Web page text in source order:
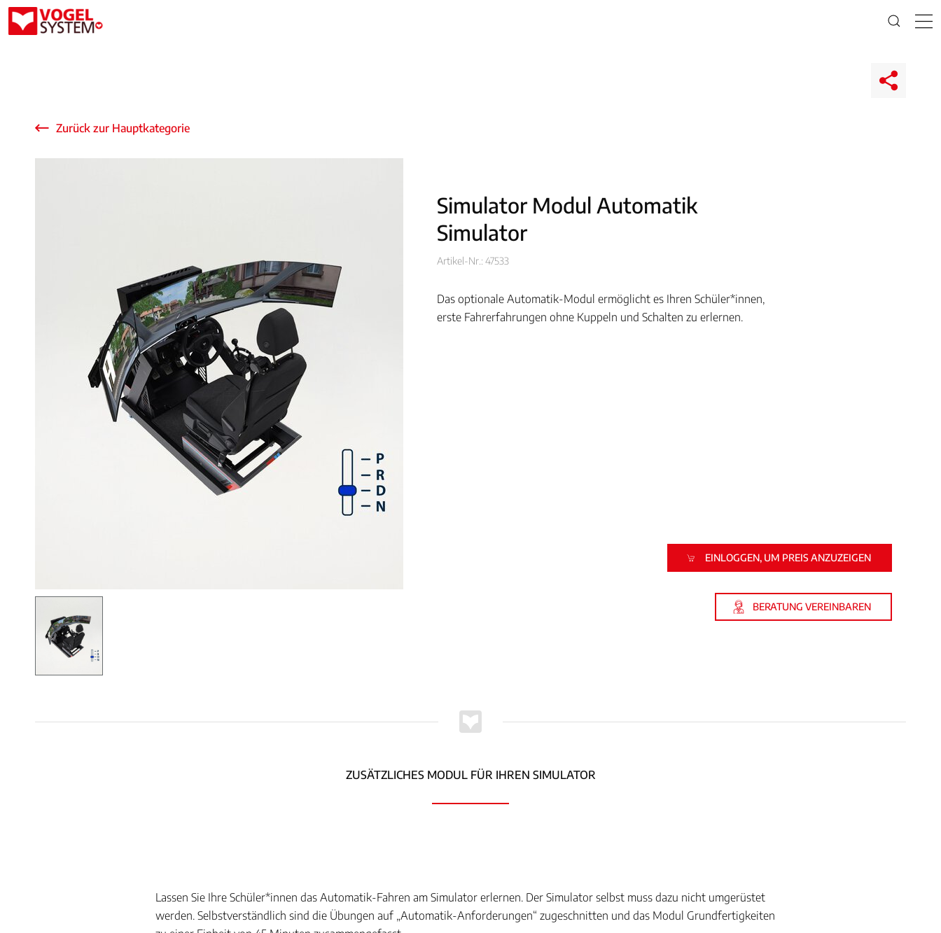
Zurück zur Hauptkategorie
Simulator Modul Automatik
Simulator
Artikel-Nr.: 47533
Das optionale Automatik-Modul ermöglicht es Ihren Schüler*innen,
erste Fahrerfahrungen ohne Kuppeln und Schalten zu erlernen.
EINLOGGEN, UM PREIS ANZUZEIGEN
BERATUNG VEREINBAREN
ZUSÄTZLICHES MODUL FÜR IHREN SIMULATOR
Lassen Sie Ihre Schüler*innen das Automatik-Fahren am Simulator erlernen. Der Simulator selbst muss dazu nicht umgerüstet
werden. Selbstverständlich sind die Übungen auf „Automatik-Anforderungen“ zugeschnitten und das Modul Grundfertigkeiten